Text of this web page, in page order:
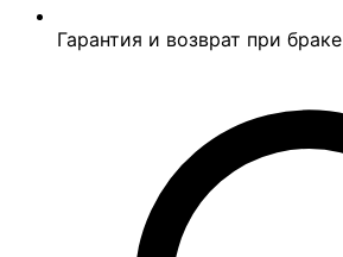
Гарантия и возврат при браке